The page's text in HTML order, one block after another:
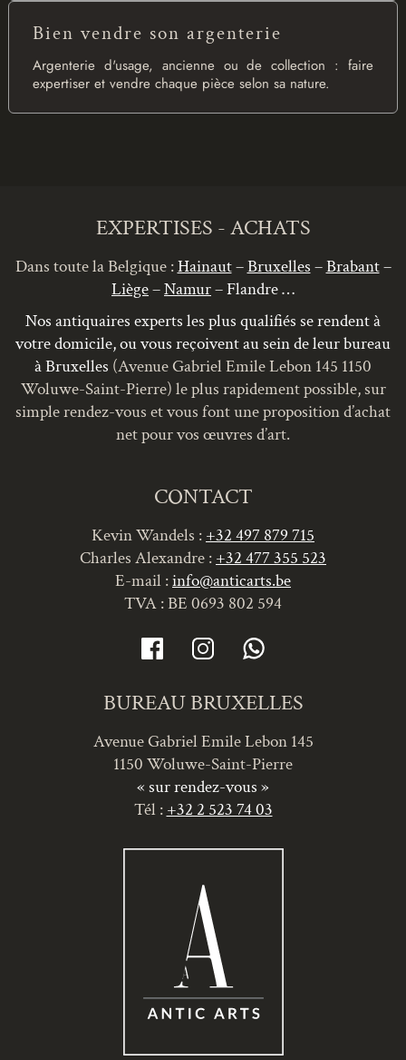
Bien vendre son argenterie
Argenterie d'usage, ancienne ou de collection : faire
expertiser et vendre chaque pièce selon sa nature.
EXPERTISES - ACHATS
Dans toute la Belgique :Hainaut–Bruxelles–Brabant–
Liège–Namur– Flandre …
Nos antiquaires experts les plus qualifiés se rendent à
votre domicile, ou vous reçoivent au sein de leur bureau
à Bruxelles (Avenue Gabriel Emile Lebon 145 1150
Woluwe-Saint-Pierre) le plus rapidement possible, sur
simple rendez-vous et vous font une proposition d’achat
net pour vos œuvres d’art.
CONTACT
Kevin Wandels :+32 497 879 715
Charles Alexandre :+32 477 355 523
E-mail :info@anticarts.be
TVA : BE 0693 802 594
BUREAU BRUXELLES
Avenue Gabriel Emile Lebon 145
1150 Woluwe-Saint-Pierre
« sur rendez-vous »
Tél :+32 2 523 74 03